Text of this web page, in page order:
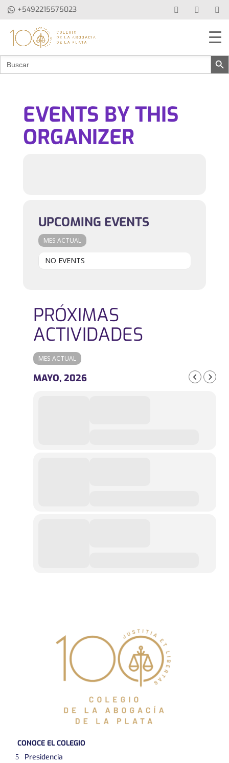
+5492215575023
Buscar: Botón de
EVENTS BY THIS
ORGANIZER
UPCOMING EVENTS
MES ACTUAL
NO EVENTS
PRÓXIMAS
ACTIVIDADES
MES ACTUAL
MAYO, 2026
CONOCE EL COLEGIO
Presidencia